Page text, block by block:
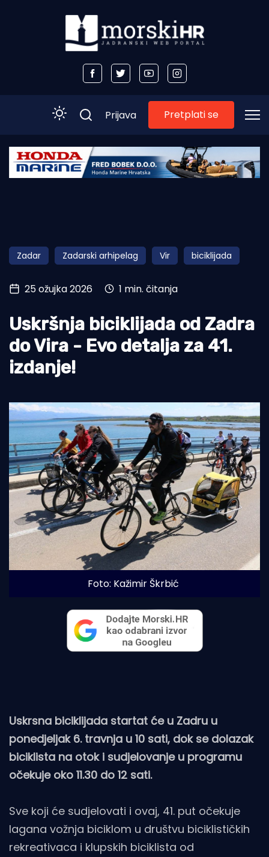
Početna
Obala
Otoci
Turizam i nautika
Pomorstvo
Ribolov
Ekologija
Prijava Pretplati se
Zadar Zadarski arhipelag Vir biciklijada
25 ožujka 2026 1 min. čitanja
Uskršnja biciklijada od Zadra
do Vira - Evo detalja za 41.
izdanje!
Foto: Kažimir Škrbić
Uskrsna biciklijada startat će u Zadru u
ponedjeljak 6. travnja u 10 sati, dok se dolazak
biciklista na otok i sudjelovanje u programu
očekuje oko 11.30 do 12 sati.
Sve koji će sudjelovati i ovaj, 41. put očekuje
lagana vožnja biciklom u društvu biciklističkih
rekreativaca i klupskih biciklista od